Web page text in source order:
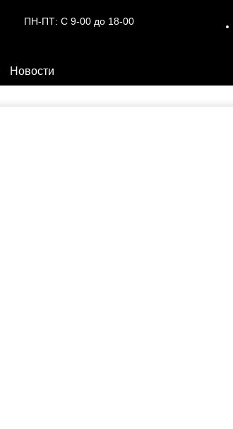
ПН-ПТ:С 9-00 до 18-00
Новости